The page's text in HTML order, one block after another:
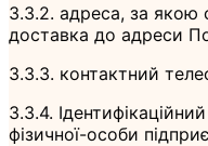
3.3.2. адреса, за якою
доставка до адреси
3.3.3. контактний
3.3.4.
фізичної-особи